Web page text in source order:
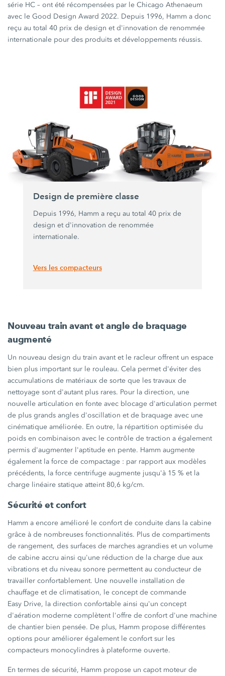
série HC – ont été récompensées par le Chicago Athenaeum
avec leGood Design Award 2022. Depuis 1996, Hamm a donc
reçu au total40 prix de design et d'innovation de renommée
internationale pour des produits et développements réussis.
Design de première classe
Depuis 1996, Hamm a reçu au total 40 prix de
design et d'innovation de renommée
internationale.
Vers les compacteurs
Nouveau train avant et angle de braquage
augmenté
Un nouveau design du train avant et le racleur offrent un espace
bien plus important sur le rouleau. Cela permet d'éviter des
accumulations de matériaux de sorte que les travaux de
nettoyage sont d'autant plus rares. Pour la direction, une
nouvelle articulation en fonte avec blocage d'articulation permet
de plus grands angles d'oscillation et de braquage avec une
cinématique améliorée. En outre, la répartition optimisée du
poids en combinaison avec le contrôle de traction a également
permis d'augmenter l'aptitude en pente. Hamm augmente
également la force decompactage : par rapport aux modèles
précédents, la force centrifuge augmente jusqu'à 15 % et la
charge linéaire statique atteint 80,6 kg/cm.
Sécurité et confort
Hamm a encore amélioré le confort de conduite dans la cabine
grâce à de nombreuses fonctionnalités. Plus de compartiments
de rangement, des surfaces de marches agrandies et un volume
de cabine accru ainsi qu'une réduction de la charge due aux
vibrations et du niveau sonore permettent au conducteur de
travailler confortablement. Une nouvelle installation de
chauffage et de climatisation, le concept de commande
Easy Drive, la direction confortable ainsi qu'un concept
d'aération moderne complètent l'offre de confort d'une machine
de chantier bien pensée. De plus, Hamm propose différentes
options pour améliorer également le confort sur les
compacteurs monocylindres à plateforme ouverte.
En termes de sécurité, Hamm propose un capot moteur de